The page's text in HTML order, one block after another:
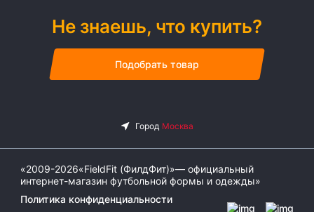
Не знаешь, что купить?
Подобрать товар
«2009-2026«FieldFit (ФилдФит)»— официальный
интернет-магазин футбольной формы и одежды»
Политика конфиденциальности